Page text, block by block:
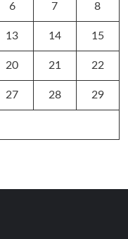
6 7 8
13 14 15
20 21 22
27 28 29